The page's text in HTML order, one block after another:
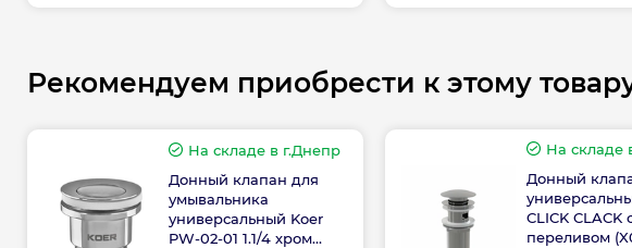
Рекомендуем приобрести к этому
На складе в г.Днепр
Донный клапан для
умывальника
универсальный Koer
PW-02-01 1.1/4 хром
На складе
Донный
CLICK CLACK
переливом